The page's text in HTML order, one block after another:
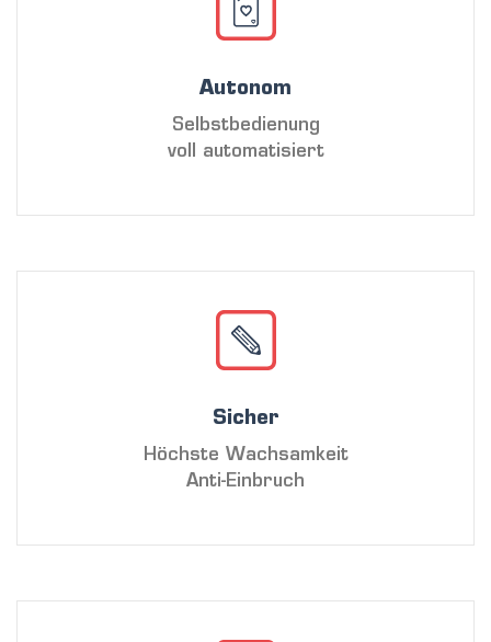
Autonom
Selbstbedienung
voll automatisiert
Sicher
Höchste Wachsamkeit
Anti-Einbruch